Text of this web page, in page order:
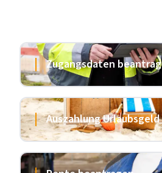
Zugangsdaten
Auszahlung